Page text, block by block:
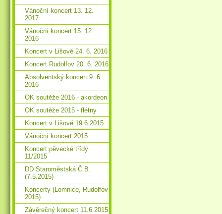
Vánoční koncert 13. 12.
2017
Vánoční koncert 15. 12.
2016
Koncert v Lišově 24. 6. 2016
Koncert Rudolfov 20. 6. 2016
Absolventský koncert 9. 6.
2016
OK soutěže 2016 - akordeon
OK soutěže 2015 - flétny
Koncert v Lišově 19.6.2015
Vánoční koncert 2015
Koncert pěvecké třídy
11/2015
DD Staroměstská Č.B.
(7.5.2015)
Koncerty (Lomnice, Rudolfov
2015)
Závěrečný koncert 11.6.2015